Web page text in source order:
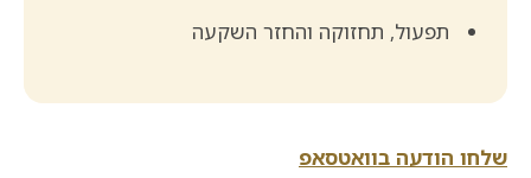
תפעול, תחזוקה והחזר השקעה
שלחו הודעה בוואטסאפ